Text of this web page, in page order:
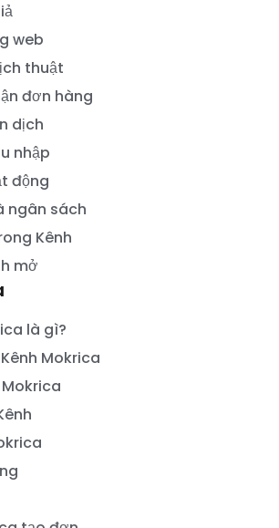
web
thuật
đơn hàng
dịch
nhập
động
ngân sách
Kênh
mở
là gì?
Mokrica